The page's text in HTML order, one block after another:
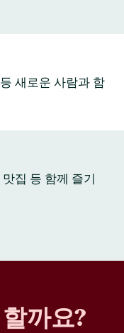
새로운 사람과 함
집 등 함께 즐기
까요?